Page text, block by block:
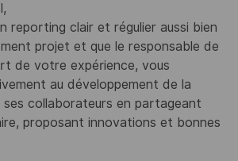
reporting clair et régulier aussi bien
projet et que le responsable de
de votre expérience, vous
au développement de la
ses collaborateurs en partageant
proposant innovations et bonnes